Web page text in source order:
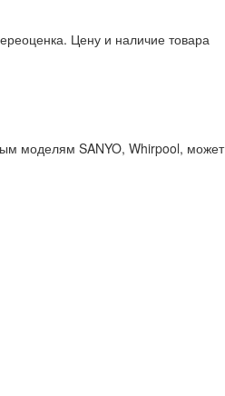
Цену и наличие товара
моделям SANYO, Whirpool, может